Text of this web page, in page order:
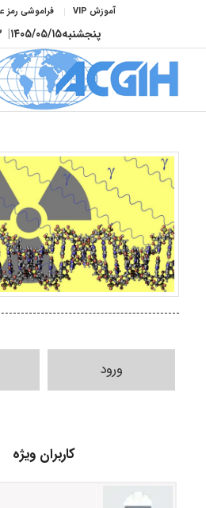
آموزش VIP فراموشی رمز
پنجشنبه۱۴۰۵/۰۵/۱۵|
ورود
کاربران ویژه